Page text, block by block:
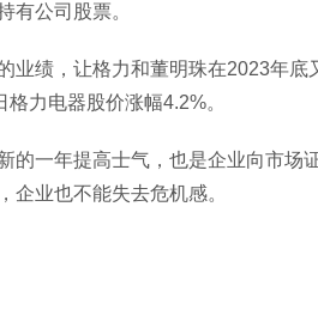
有公司股票。
业绩，让格力和董明珠在2023年
力电器股价涨幅4.2%。
的一年提高士气，也是企业向市场
企业也不能失去危机感。